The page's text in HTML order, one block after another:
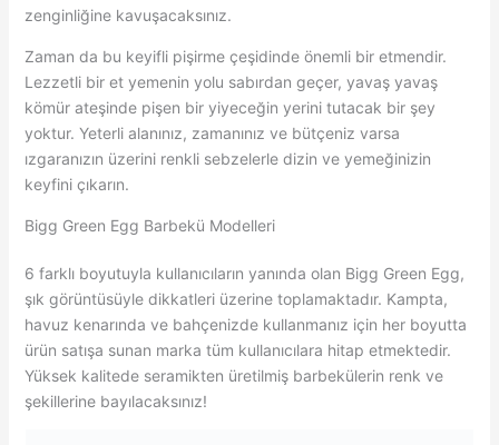
zenginliğine kavuşacaksınız.
Zaman da bu keyifli pişirme çeşidinde önemli bir etmendir.
Lezzetli bir et yemenin yolu sabırdan geçer, yavaş yavaş
kömür ateşinde pişen bir yiyeceğin yerini tutacak bir şey
yoktur. Yeterli alanınız, zamanınız ve bütçeniz varsa
ızgaranızın üzerini renkli sebzelerle dizin ve yemeğinizin
keyfini çıkarın.
Bigg Green Egg Barbekü Modelleri
6 farklı boyutuyla kullanıcıların yanında olan Bigg Green Egg,
şık görüntüsüyle dikkatleri üzerine toplamaktadır. Kampta,
havuz kenarında ve bahçenizde kullanmanız için her boyutta
ürün satışa sunan marka tüm kullanıcılara hitap etmektedir.
Yüksek kalitede seramikten üretilmiş barbekülerin renk ve
şekillerine bayılacaksınız!